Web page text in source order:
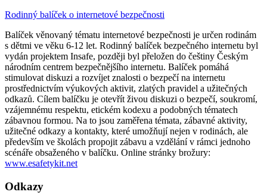
Rodinný balíček o internetové bezpečnosti
Balíček věnovaný tématu internetové bezpečnosti je určen rodinám
s dětmi ve věku 6-12 let. Rodinný balíček bezpečného internetu byl
vydán projektem Insafe, později byl přeložen do češtiny Českým
národním centrem bezpečnějšího internetu. Balíček pomáhá
stimulovat diskuzi a rozvíjet znalosti o bezpečí na internetu
prostřednictvím výukových aktivit, zlatých pravidel a užitečných
odkazů. Cílem balíčku je otevřít živou diskuzi o bezpečí, soukromí,
vzájemnému respektu, etickém kodexu a podobných tématech
zábavnou formou. Na to jsou zaměřena témata, zábavné aktivity,
užitečné odkazy a kontakty, které umožňují nejen v rodinách, ale
především ve školách propojit zábavu a vzdělání v rámci jednoho
scénáře obsaženého v balíčku. Online stránky brožury:
www.esafetykit.net
Odkazy